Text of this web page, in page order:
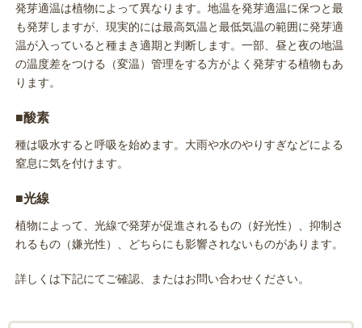
発芽適温は植物によって異なります。地温を発芽適温に保つと最
も発芽しますが、現実的には最高気温と最低気温の範囲に発芽適
温が入っていると種まき適期と判断します。一部、昼と夜の地温
の温度差をつける（変温）管理をする方がよく発芽する植物もあ
ります。
■酸素
種は吸水すると呼吸を始めます。大雨や水のやりすぎなどによる
窒息に気を付けます。
■光線
植物によって、光線で発芽が促進されるもの（好光性）、抑制さ
れるもの（嫌光性）、どちらにも影響されないものがあります。
詳しくは下記にてご確認、またはお問い合わせください。